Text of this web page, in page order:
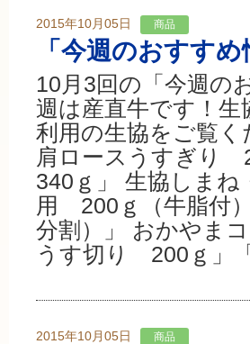
2015年10月05日 商品
「今週のおすす
10月3回の「今週の
週は産直牛です！
利用の生協をご覧く
肩ロースうすぎり
340ｇ」 生協しま
用 200ｇ（牛脂付
分割）」 おかやま
うす切り 200ｇ」
2015年10月05日 商品